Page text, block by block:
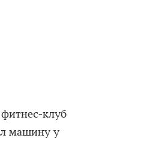
клуб
машину у